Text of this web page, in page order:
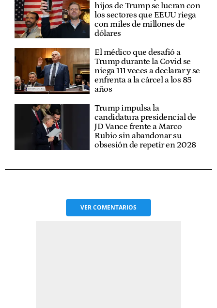
hijos de Trump se lucran con
los sectores que EEUU riega
con miles de millones de
dólares
El médico que desafió a
Trump durante la Covid se
niega 111 veces a declarar y se
enfrenta a la cárcel a los 85
años
Trump impulsa la
candidatura presidencial de
JD Vance frente a Marco
Rubio sin abandonar su
obsesión de repetir en 2028
VERCOMENTARIOS